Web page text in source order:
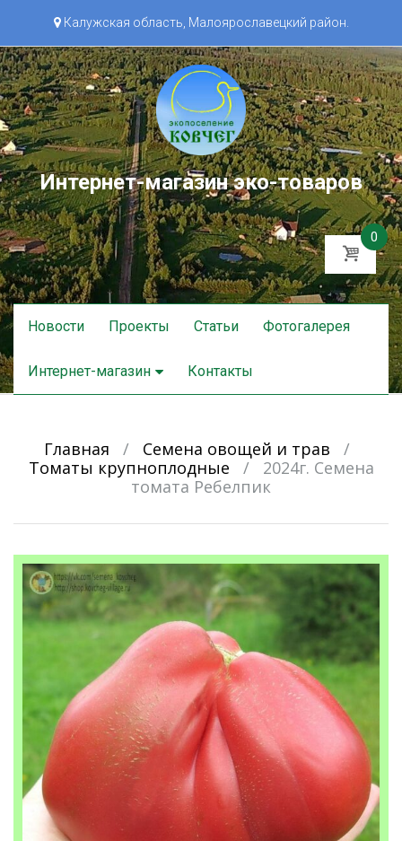
Калужская область, Малоярославецкий район.
Интернет-магазин эко-товаров
0
Skip
to
Новости Проекты Статьи Фотогалерея
Интернет-магазин Контакты
Главная / Семена овощей и трав
/
Томаты крупноплодные
/
2024г. Семена
томата Ребелпик